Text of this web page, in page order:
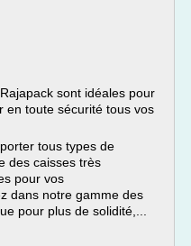
sont idéales pour
en toute sécurité tous vos
tous types de
des caisses très
pour vos
dans notre gamme des
pour plus de solidité,...